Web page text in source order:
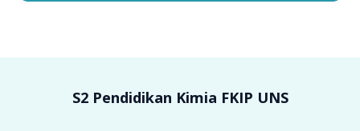
S2 Pendidikan Kimia FKIP UNS